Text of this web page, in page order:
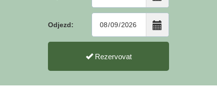
Odjezd:
Rezervovat